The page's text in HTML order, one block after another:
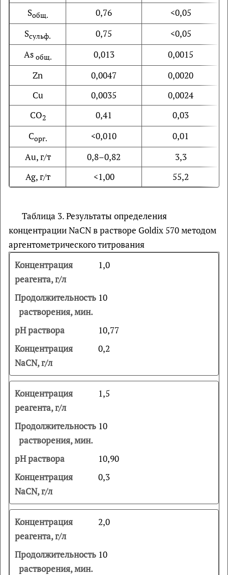
Sобщ. 0,76
<0,05
Sсульф. 0,75
<0,05
As общ. 0,013
0,0015
Zn
0,0047
0,0020
Cu
0,0035
0,0024
CO2 0,41
0,03
Cорг. <0,010
0,01
Au, г/т
0,8–0,82
3,3
Ag, г/т
<1,00 55,2
Таблица 3. Результаты определения
концентрации NaCN в растворе Goldiх 570 методом
аргентометрического титрования
1,0
10
10,77
0,2
1,5
10
10,90
0,3
2,0
10